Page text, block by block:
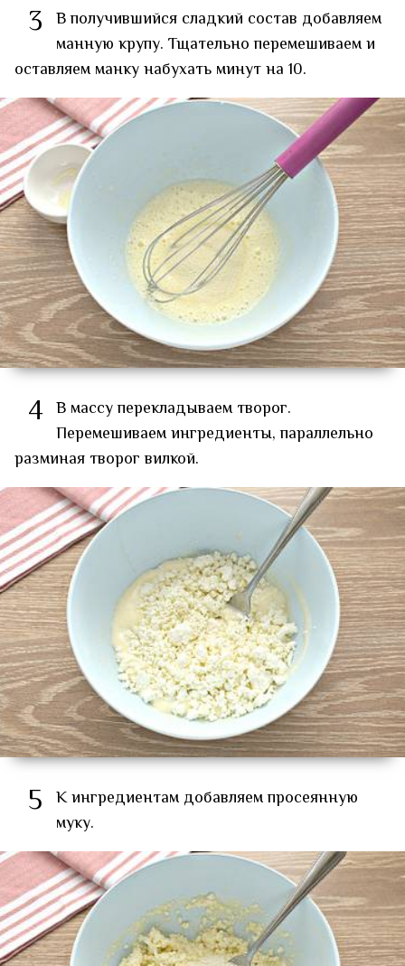
3 В получившийся сладкий состав добавляем
манную крупу. Тщательно перемешиваем и
оставляем манку набухать минут на 10.
4 В массу перекладываем творог.
Перемешиваем ингредиенты, параллельно
разминая творог вилкой.
5 К ингредиентам добавляем просеянную
муку.